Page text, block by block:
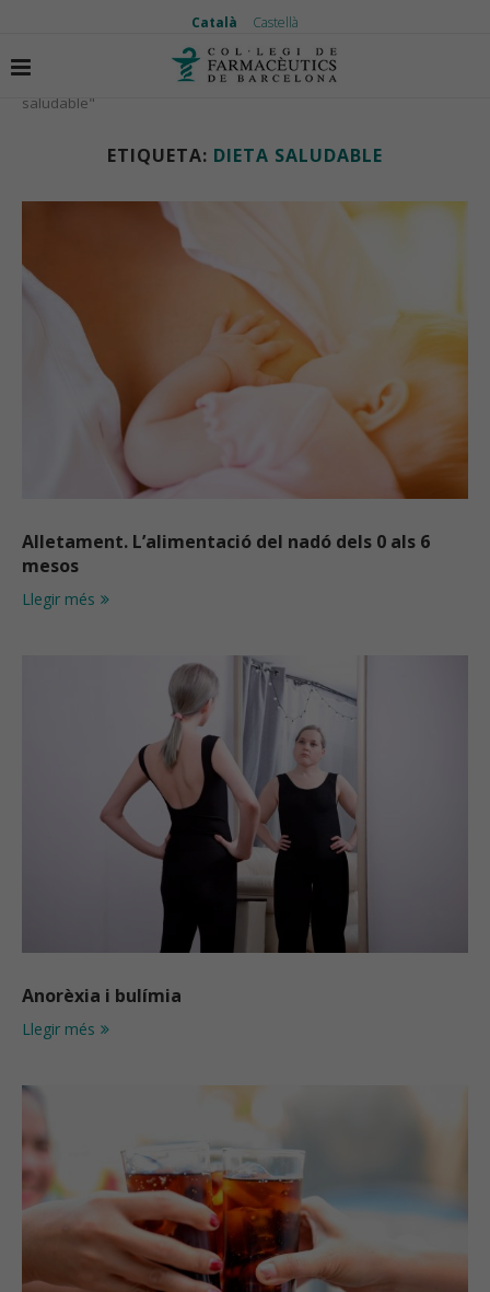
Català Castellà
Inici
Articles etiquetas amb "dieta
saludable"
ETIQUETA: DIETA SALUDABLE
Alletament. L’alimentació del nadó dels 0 als 6
mesos
Llegir més
Anorèxia i bulímia
Llegir més